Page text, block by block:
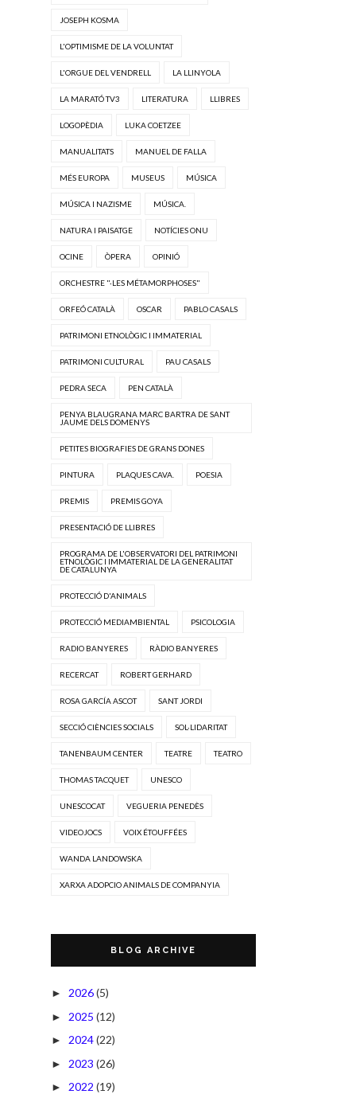
JOSEPH KOSMA
L'OPTIMISME DE LA VOLUNTAT
L'ORGUE DEL VENDRELL LA LLINYOLA
LA MARATÓ TV3 LITERATURA LLIBRES
LOGOPÈDIA LUKA COETZEE
MANUALITATS MANUEL DE FALLA
MÉS EUROPA MUSEUS MÚSICA
MÚSICA I NAZISME MÚSICA.
NATURA I PAISATGE NOTÍCIES ONU
OCINE ÒPERA OPINIÓ
ORCHESTRE "·LES MÉTAMORPHOSES"
ORFEÓ CATALÀ OSCAR PABLO CASALS
PATRIMONI ETNOLÒGIC I IMMATERIAL
PATRIMONI CULTURAL PAU CASALS
PEDRA SECA PEN CATALÀ
PENYA BLAUGRANA MARC BARTRA DE SANT
JAUME DELS DOMENYS
PETITES BIOGRAFIES DE GRANS DONES
PINTURA PLAQUES CAVA. POESIA
PREMIS PREMIS GOYA
PRESENTACIÓ DE LLIBRES
PROGRAMA DE L'OBSERVATORI DEL PATRIMONI
ETNOLÒGIC I IMMATERIAL DE LA GENERALITAT
DE CATALUNYA
PROTECCIÓ D'ANIMALS
PROTECCIÓ MEDIAMBIENTAL PSICOLOGIA
RADIO BANYERES RÀDIO BANYERES
RECERCAT ROBERT GERHARD
ROSA GARCÍA ASCOT SANT JORDI
SECCIÓ CIÈNCIES SOCIALS SOL·LIDARITAT
TANENBAUM CENTER TEATRE TEATRO
THOMAS TACQUET UNESCO
UNESCOCAT VEGUERIA PENEDÈS
VIDEOJOCS VOIX ÉTOUFFÉES
WANDA LANDOWSKA
XARXA ADOPCIO ANIMALS DE COMPANYIA
BLOG ARCHIVE
► 2026(5)
► 2025 (12)
► 2024(22)
► 2023 (26)
► 2022 (19)